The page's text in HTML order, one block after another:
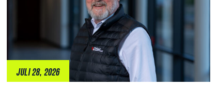
JULI 28, 2026